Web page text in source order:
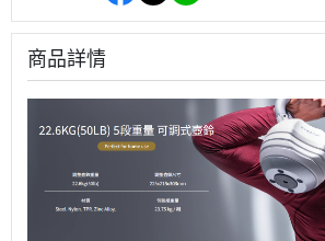
商品詳情